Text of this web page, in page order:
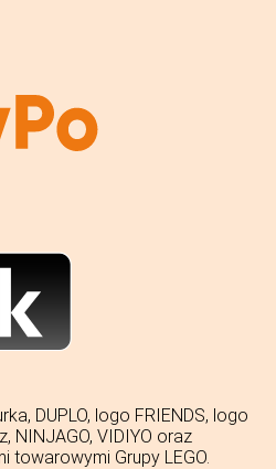
DUPLO, logo FRIENDS, logo
NINJAGO, VIDIYO oraz
towarowymi Grupy LEGO.